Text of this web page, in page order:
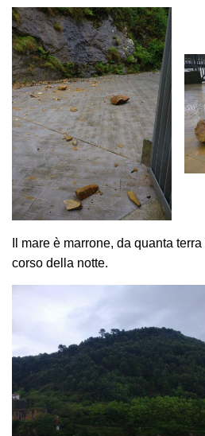
Il mare è marrone, da quanta
corso della notte.